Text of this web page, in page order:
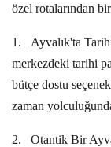
özel rotalarından
1. Ayvalık'ta
merkezdeki tarihi
bütçe dostu
zaman
2. Otantik Bir